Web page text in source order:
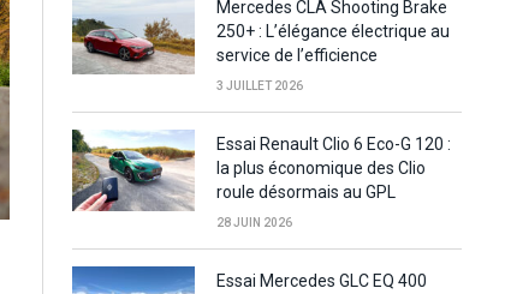
Mercedes CLA Shooting Brake
250+ : L’élégance électrique au
service de l’efficience
3 JUILLET 2026
Essai Renault Clio 6 Eco-G 120 :
la plus économique des Clio
roule désormais au GPL
28 JUIN 2026
Essai Mercedes GLC EQ 400